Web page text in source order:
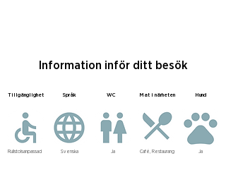
Information inför ditt besök
Tillgänglighet Språk WC Mat i närheten Hund
Rullstolsanpassad Svenska Ja Café, Restaurang Ja